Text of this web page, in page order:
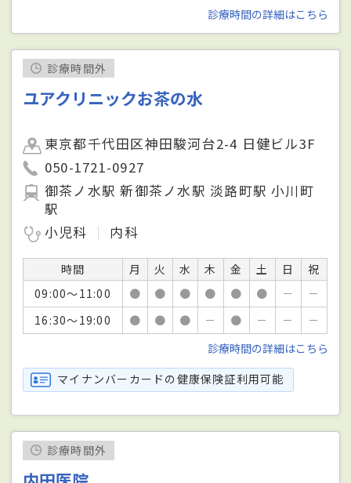
診療時間の詳細はこちら
診療時間外
ユアクリニックお茶の水
東京都千代田区神田駿河台2-4 日健ビル3F
050-1721-0927
御茶ノ水駅 新御茶ノ水駅 淡路町駅 小川町
駅
小児科
内科
時間 月 火 水 木 金 土 日
祝
09:00～11:00
● ● ● ● ● ● －
－
16:30～19:00
● ● ● － ● － －
－
診療時間の詳細はこちら
マイナンバーカードの健康保険証利用可能
診療時間外